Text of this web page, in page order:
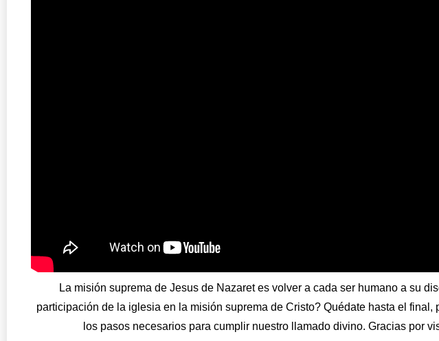
La misión suprema de Jesus de Nazaret es volver a cada ser humano a su
participación de la iglesia en la misión suprema de Cristo? Quédate hasta el
los pasos necesarios para cumplir nuestro llamado divino. Gracias por